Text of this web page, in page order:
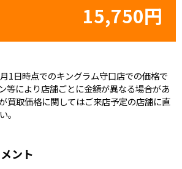
15,750円
1日時点でのキングラム守口店での価格で
等により店舗ごとに金額が異なる場合があ
買取価格に関してはご来店予定の店舗に直
。
ント